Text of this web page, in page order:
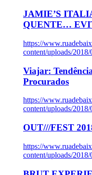
JAMIE’S
QUENTE…
https://
content/uploads/
Viajar:
Procurados
https://
content/uploads/
OUT///FEST
https://
content/uploads/